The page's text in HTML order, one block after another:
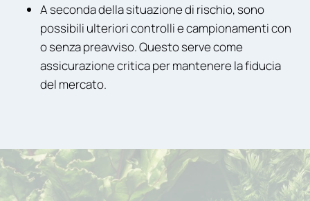
A seconda della situazione di rischio, sono
possibili ulteriori controlli e campionamenti con
o senza preavviso. Questo serve come
assicurazione critica per mantenere la fiducia
del mercato.